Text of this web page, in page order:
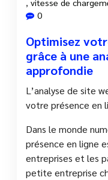
, vitesse de
0
Optimisez
grâce à une
approfondie
L’analyse de site
votre présence en
Dans le monde
présence en ligne
entreprises et les
petite entreprise